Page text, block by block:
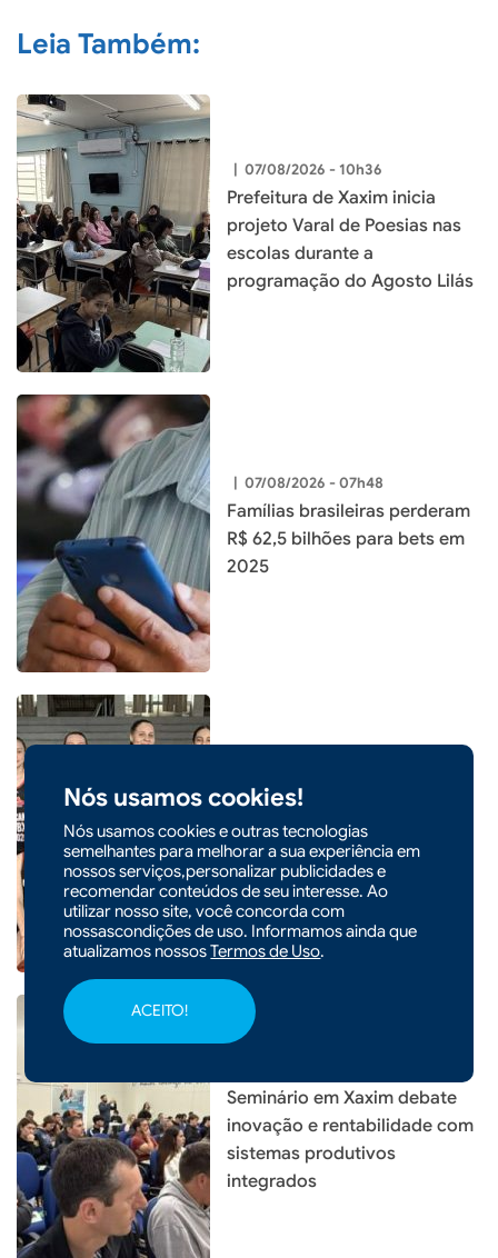
Nós usamos cookies!
Nós usamos cookies e outras tecnologias
semelhantes para melhorar a sua experiência em
nossos serviços,personalizar publicidades e
recomendar conteúdos de seu interesse. Ao
utilizar nosso site, você concorda com
nossascondições de uso. Informamos ainda que
atualizamos nossosTermos de Uso.
ACEITO!
Leia Também:
| 07/08/2026 - 10h36
Prefeitura de Xaxim inicia
projeto Varal de Poesias nas
escolas durante a
programação do Agosto Lilás
| 07/08/2026 - 07h48
Famílias brasileiras perderam
R$ 62,5 bilhões para bets em
2025
Quatro atletas de Xaxim são
convocadas para seletiva da
Seleção Catarinense de
Basquete
Seminário em Xaxim debate
inovação e rentabilidade com
sistemas produtivos
integrados